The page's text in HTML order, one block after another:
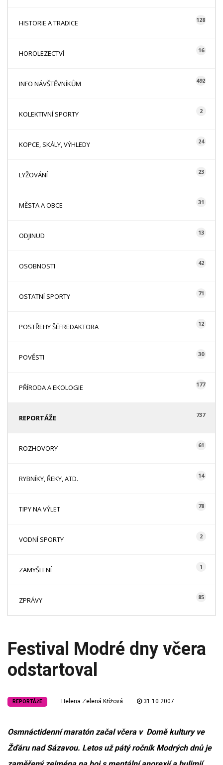
HISTORIE A TRADICE 128
HOROLEZECTVÍ 16
INFO NÁVŠTĚVNÍKŮM 492
KOLEKTIVNÍ SPORTY 2
KOPCE, SKÁLY, VÝHLEDY 24
LYŽOVÁNÍ 23
MĚSTA A OBCE 31
ODJINUD 13
OSOBNOSTI 42
OSTATNÍ SPORTY 71
POSTŘEHY ŠÉFREDAKTORA 12
POVĚSTI 30
PŘÍRODA A EKOLOGIE 177
REPORTÁŽE 737
ROZHOVORY 61
RYBNÍKY, ŘEKY, ATD. 14
TIPY NA VÝLET 78
VODNÍ SPORTY 2
ZAMYŠLENÍ 1
ZPRÁVY 85
Festival Modré dny včera
odstartoval
REPORTÁŽE Helena Zelená Křížová 31.10.2007
Osmnáctidenní maratón začal včera v Domě kultury ve
Žďáru nad Sázavou. Letos už pátý ročník Modrých dnů je